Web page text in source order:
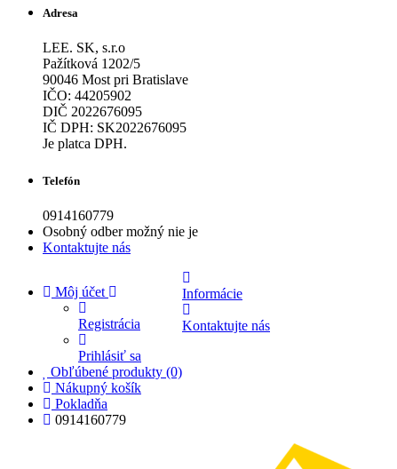
Adresa
LEE. SK, s.r.o
Pažítková 1202/5
90046 Most pri Bratislave
IČO: 44205902
DIČ 2022676095
IČ DPH: SK2022676095
Je platca DPH.
Telefón
0914160779
Osobný odber možný nie je
Kontaktujte nás
Môj účet
Registrácia
Prihlásiť sa
Obľúbené produkty (0)
Nákupný košík
Pokladňa
0914160779
Informácie
Kontaktujte nás